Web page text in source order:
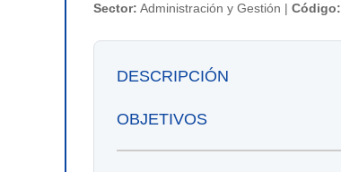
Sector: Administración y Gestión | Código:
DESCRIPCIÓN
OBJETIVOS